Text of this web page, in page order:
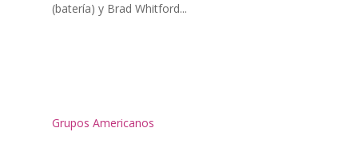
(batería) y Brad Whitford...
Grupos Americanos